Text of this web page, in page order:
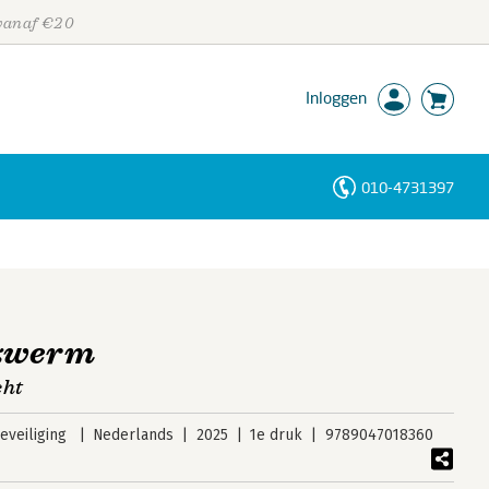
€20
Inloggen
010-4731397
Nederlands 2025 1e druk 9789047018360
Personen